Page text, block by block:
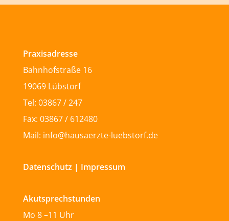
Praxisadresse
Bahnhofstraße 16
19069 Lübstorf
Tel: 03867 / 247
Fax: 03867 / 612480
Mail: info@hausaerzte-luebstorf.de
Datenschutz | Impressum
Akutsprechstunden
Mo 8 –11 Uhr